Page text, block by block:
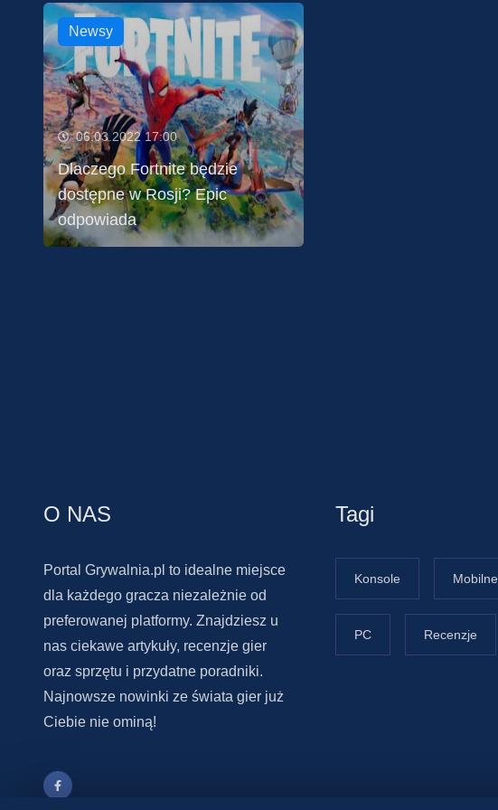
Newsy
06.03.2022 17:00
Dlaczego Fortnite będzie
dostępne w Rosji? Epic
odpowiada
O NAS
Portal Grywalnia.pl to idealne miejsce
dla każdego gracza niezależnie od
preferowanej platformy. Znajdziesz u
nas ciekawe artykuły, recenzje gier
oraz sprzętu i przydatne poradniki.
Najnowsze nowinki ze świata gier już
Ciebie nie ominą!
Tagi
Konsole Mobilne
PC Recenzje